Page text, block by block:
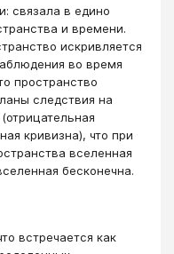
связала в едино
и времени.
искривляется
во время
пространство
следствия на
кривизна), что при
вселенная
бесконечна.
встречается как